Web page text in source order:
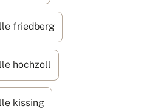
friedberg
hochzoll
kissing